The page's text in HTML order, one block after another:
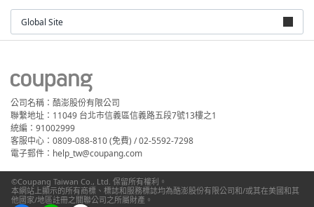
Global Site
公司名稱：酷澎股份有限公司
聯繫地址：11049 台北市信義區信義路五段7號13樓之1
統編：91002999
客服中心：0809-088-810 (免費) / 02-5592-7298
電子郵件：help_tw@coupang.com
©Coupang Taiwan Co., Ltd. 保留所有權利。
本網站上顯示的所有商標、標誌和服務標誌均為酷澎股份有限公司和/或其在美國和其
他國家/地區註冊之關聯公司之所屬財產。